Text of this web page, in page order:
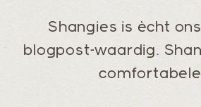
Shangies is ècht
blogpost-waardig.